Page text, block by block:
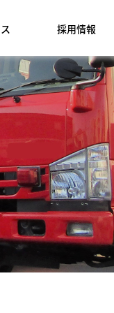
採用情報